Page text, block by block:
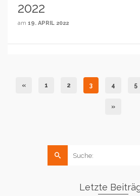
2022
am 19. APRIL 2022
« 1 2 3 4 5
»
nach:
Letzte